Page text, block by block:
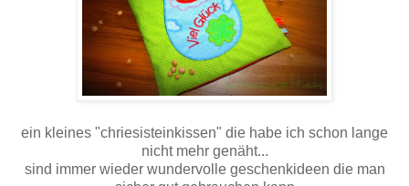
ein kleines "chriesisteinkissen" die habe ich schon lange
nicht mehr genäht...
sind immer wieder wundervolle geschenkideen die man